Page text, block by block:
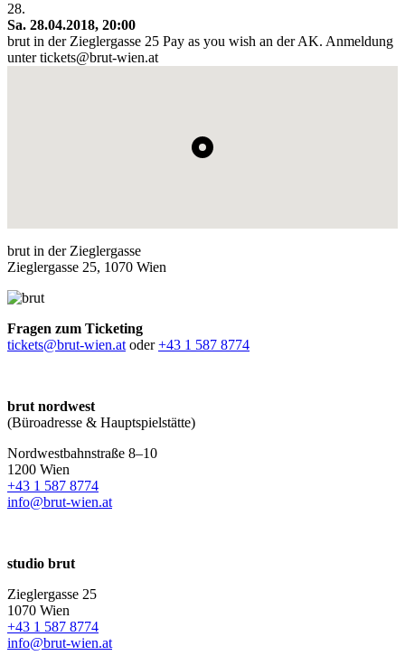
28.
Sa. 28.04.2018, 20:00
brut in der Zieglergasse 25 Pay as you wish an der AK. Anmeldung
unter tickets@brut-wien.at
brut in der Zieglergasse
Zieglergasse 25, 1070 Wien
Fragen zum Ticketing
tickets@brut-wien.at oder+43 1 587 8774
brut nordwest
(Büroadresse & Hauptspielstätte)
Nordwestbahnstraße 8–10
1200 Wien
+43 1 587 8774
info@brut-wien.at
studio brut
Zieglergasse 25
1070 Wien
+43 1 587 8774
info@brut-wien.at